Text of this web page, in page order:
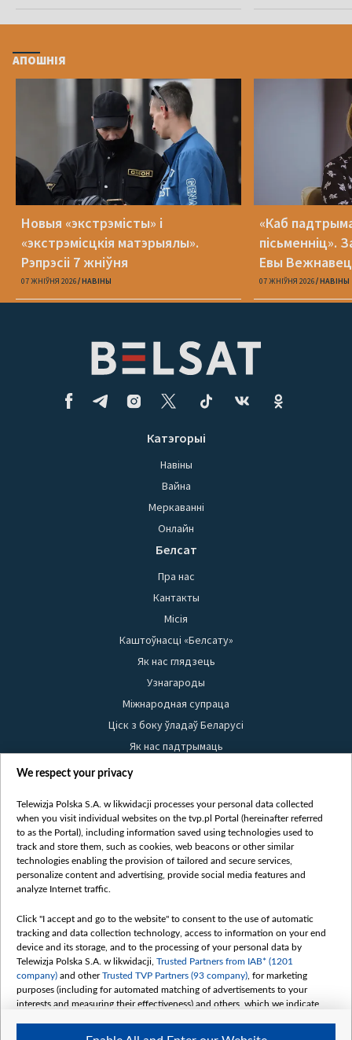
АПОШНІЯ
Новыя «экстрэмісты» і
«экстрэмісцкія матэрыялы».
Рэпрэсіі 7 жніўня
07 ЖНІЎНЯ 2026 НАВІНЫ
«Каб
пісьменніц».
Евы Вежнавец
07 ЖНІЎНЯ 2026 НАВІНЫ
Катэгорыі
Навіны
Вайна
Меркаванні
Онлайн
Белсат
Пра нас
Кантакты
Місія
Каштоўнасці «Белсату»
Як нас глядзець
Узнагароды
Міжнародная супраца
Ціск з боку ўладаў Беларусі
Як нас падтрымаць
Правілы выкарыстання матэрыялаў
Бяспека
Youtube
Белсат news
Белсат Shorts
Жэстачайшы мульт
Belsat English
Biełsat PL
Белсат Now
Белсат History
Белсат Music
We respect your privacy
Telewizja Polska S.A. w likwidacji processes your personal data collected
when you visit individual websites on the tvp.pl Portal (hereinafter referred
to as the Portal), including information saved using technologies used to
track and store them, such as cookies, web beacons or other similar
technologies enabling the provision of tailored and secure services,
personalize content and advertising, provide social media features and
analyze Internet traffic.
Click "I accept and go to the website" to consent to the use of automatic
tracking and data collection technology, access to information on your end
device and its storage, and to the processing of your personal data by
Telewizja Polska S.A. w likwidacji, Trusted Partners from IAB* (1201
company) and otherTrusted TVP Partners (93 company) , for marketing
purposes (including for automated matching of advertisements to your
interests and measuring their effectiveness) and others, which we indicate